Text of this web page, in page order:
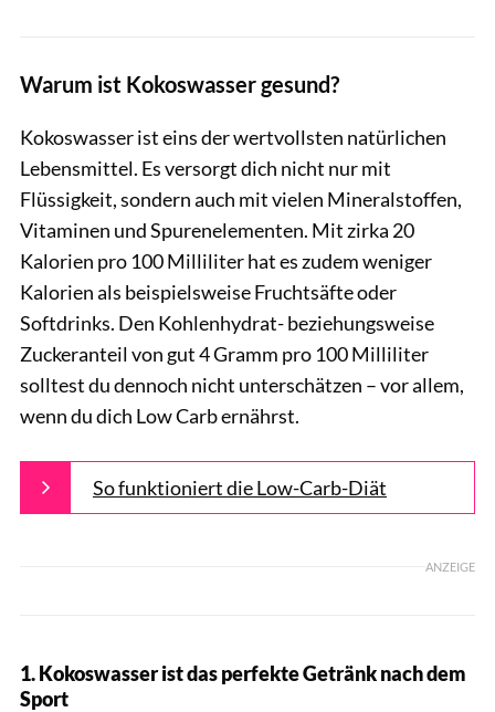
Warum ist Kokoswasser gesund?
Kokoswasser ist eins der wertvollsten natürlichen
Lebensmittel. Es versorgt dich nicht nur mit
Flüssigkeit, sondern auch mit vielen Mineralstoffen,
Vitaminen und Spurenelementen. Mit zirka 20
Kalorien pro 100 Milliliter hat es zudem weniger
Kalorien als beispielsweise Fruchtsäfte oder
Softdrinks. Den Kohlenhydrat- beziehungsweise
Zuckeranteil von gut 4 Gramm pro 100 Milliliter
solltest du dennoch nicht unterschätzen – vor allem,
wenn du dich Low Carb ernährst.
So funktioniert die Low-Carb-Diät
ANZEIGE
1. Kokoswasser ist das perfekte Getränk nach dem
Sport